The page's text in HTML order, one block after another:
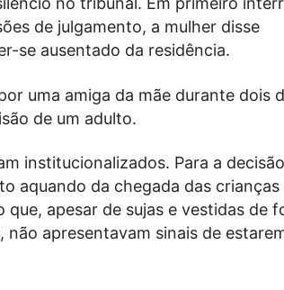
de julgamento, a mulher disse
se ausentado da residência.
uma amiga da mãe durante dois
de um adulto.
institucionalizados. Para a
aquando da chegada das crianças
apesar de sujas e vestidas de
não apresentavam sinais de